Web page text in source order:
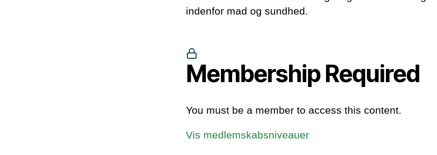
indenfor mad og sundhed.
Membership Required
You must be a member to access this content.
Vis medlemskabsniveauer